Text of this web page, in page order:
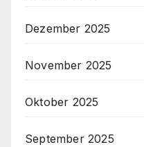
Dezember 2025
November 2025
Oktober 2025
September 2025